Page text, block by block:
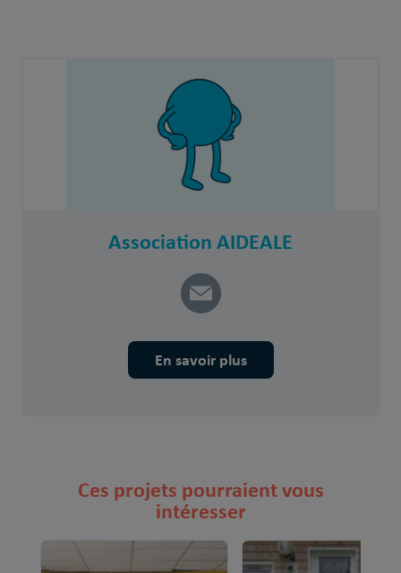
Association AIDEALE
En savoir plus
Ces projets pourraient vous
intéresser